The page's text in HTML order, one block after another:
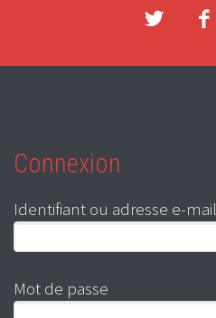
Connexion
Identifiant ou adresse e-mail
Mot de passe